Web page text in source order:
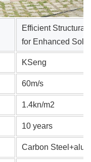
Efficient Structural
for Enhanced
KSeng
60m/s
1.4kn/m2
10 years
Carbon